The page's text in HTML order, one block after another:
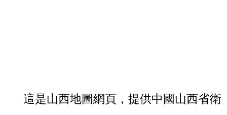
這是山西地圖網頁，提供中國山西省衛